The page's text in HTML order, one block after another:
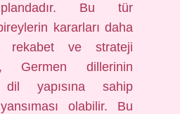
Bu tür
kararları daha
rekabet ve strateji
Germen dillerinin
yapısına sahip
olabilir. Bu